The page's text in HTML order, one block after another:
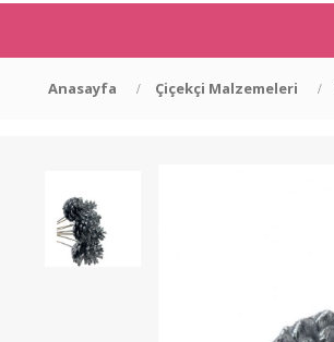
Anasayfa Çiçekçi Malzemeleri